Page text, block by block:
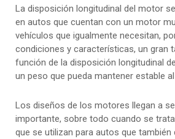
La disposición longitudinal del motor
en autos que cuentan con un motor
vehículos que igualmente necesitan,
condiciones y características, un gran
función de la disposición longitudinal
un peso que pueda mantener estable al
Los diseños de los motores llegan a
importante, sobre todo cuando se
que se utilizan para autos que